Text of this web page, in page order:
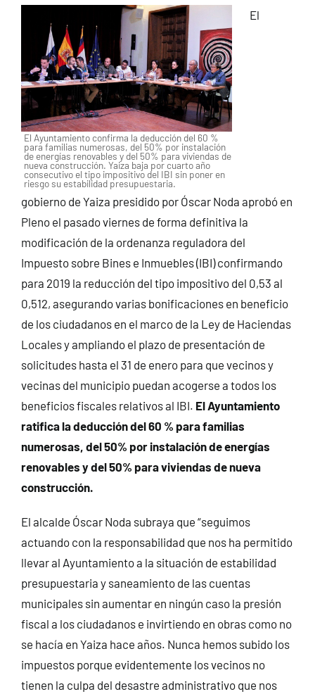
El Ayuntamiento confirma la deducción del 60 %
para familias numerosas, del 50% por instalación
de energías renovables y del 50% para viviendas de
nueva construcción. Yaiza baja por cuarto año
consecutivo el tipo impositivo del IBI sin poner en
riesgo su estabilidad presupuestaria.
El
gobierno de Yaiza presidido por Óscar Noda aprobó en
Pleno el pasado viernes de forma definitiva la
modificación de la ordenanza reguladora del
Impuesto sobre Bines e Inmuebles (IBI) confirmando
para 2019 la reducción del tipo impositivo del 0,53 al
0,512, asegurando varias bonificaciones en beneficio
de los ciudadanos en el marco de la Ley de Haciendas
Locales y ampliando el plazo de presentación de
solicitudes hasta el 31 de enero para que vecinos y
vecinas del municipio puedan acogerse a todos los
beneficios fiscales relativos al IBI. El Ayuntamiento
ratifica la deducción del 60 % para familias
numerosas, del 50% por instalación de energías
renovables y del 50% para viviendas de nueva
construcción.
El alcalde Óscar Noda subraya que “seguimos
actuando con la responsabilidad que nos ha permitido
llevar al Ayuntamiento a la situación de estabilidad
presupuestaria y saneamiento de las cuentas
municipales sin aumentar en ningún caso la presión
fiscal a los ciudadanos e invirtiendo en obras como no
se hacía en Yaiza hace años. Nunca hemos subido los
impuestos porque evidentemente los vecinos no
tienen la culpa del desastre administrativo que nos